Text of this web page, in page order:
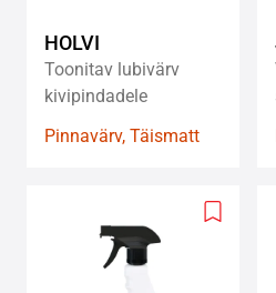
HOLVI
Toonitav lubivärv
kivipindadele
Pinnavärv, Täismatt
Add